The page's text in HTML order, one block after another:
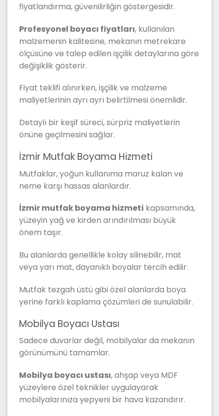
fiyatlandırma, güvenilirliğin göstergesidir.
Profesyonel boyacı fiyatları, kullanılan
malzemenin kalitesine, mekanın metrekare
ölçüsüne ve talep edilen işçilik detaylarına göre
değişiklik gösterir.
Fiyat teklifi alınırken, işçilik ve malzeme
maliyetlerinin ayrı ayrı belirtilmesi önemlidir.
Detaylı bir keşif süreci, sürpriz maliyetlerin
önüne geçilmesini sağlar.
İzmir Mutfak Boyama Hizmeti
Mutfaklar, yoğun kullanıma maruz kalan ve
neme karşı hassas alanlardır.
İzmir mutfak boyama hizmeti kapsamında,
yüzeyin yağ ve kirden arındırılması büyük
önem taşır.
Bu alanlarda genellikle kolay silinebilir, mat
veya yarı mat, dayanıklı boyalar tercih edilir.
Mutfak tezgah üstü gibi özel alanlarda boya
yerine farklı kaplama çözümleri de sunulabilir.
Mobilya Boyacı Ustası
Sadece duvarlar değil, mobilyalar da mekanın
görünümünü tamamlar.
Mobilya boyacı ustası, ahşap veya MDF
yüzeylere özel teknikler uygulayarak
mobilyalarınıza yepyeni bir hava kazandırır.